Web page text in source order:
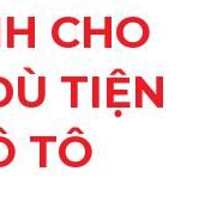
CHO
TIỆN
TÔ